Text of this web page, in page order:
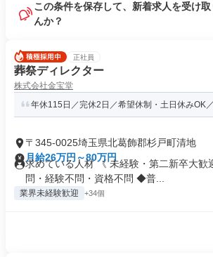
この条件を保存して、新着求人を受け
んか？
正社員
葬祭ディレクター
株式会社金宝堂
年休115日／完休2日／希望休制・土日休みOK
〒345-0025埼玉県北葛飾郡杉戸町清地
月給26万円～80万円
求めている人材 《 未経験・第二新卒大
問・経験不問・資格不問 ◆普...
業界未経験歓迎 +34個